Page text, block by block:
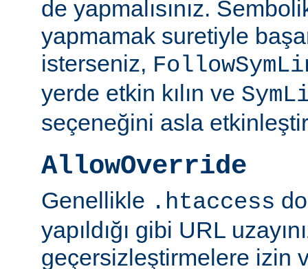
de yapmalısınız.
yapmamak suretiyle
isterseniz,
yerde etkin kılın ve
seçeneğini asla
AllowOverride
Genellikle .htaccess
yapıldığı gibi URL
geçersizleştirmelere izin